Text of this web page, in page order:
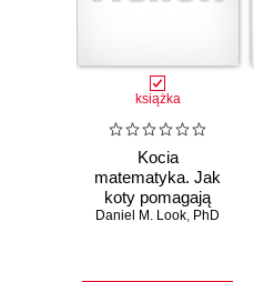
książka
Kocia
matematyka. Jak
koty pomagają
zrozumieć liczby,
Daniel M. Look, PhD